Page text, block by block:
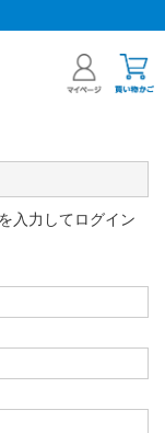
入力してログイン